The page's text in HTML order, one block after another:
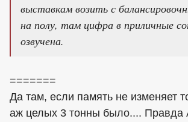
выставкам возить с
на полу, там цифра в приличные
озвучена.
=======
Да там, если память не изменяет
аж целых 3 тонны было.... Правда